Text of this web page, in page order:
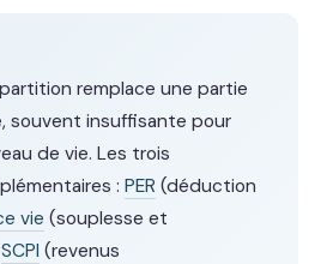
remplace une partie
souvent insuffisante pour
de vie. Les trois
: PER (déduction
vie (souplesse et
SCPI (revenus